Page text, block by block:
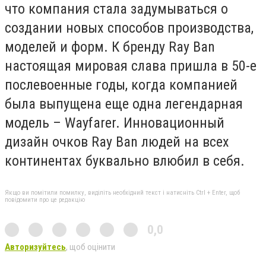
что компания стала задумываться о
создании новых способов производства,
моделей и форм. К бренду Ray Ban
настоящая мировая слава пришла в 50-е
послевоенные годы, когда компанией
была выпущена еще одна легендарная
модель – Wayfarer. Инновационный
дизайн очков Ray Ban людей на всех
континентах буквально влюбил в себя.
Якщо ви помітили помилку, виділіть необхідний текст і натисніть Ctrl + Enter, щоб
повідомити про це редакцію
0,0
Авторизуйтесь, щоб оцінити